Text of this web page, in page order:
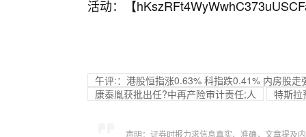
活动：【
午评:：港股恒指涨0.63% 科指跌0.41% 内房股走
康泰胤获批出任?中再产险审计责任;人
特斯拉
声明：证券时报力求信息真实、准确，文章提及